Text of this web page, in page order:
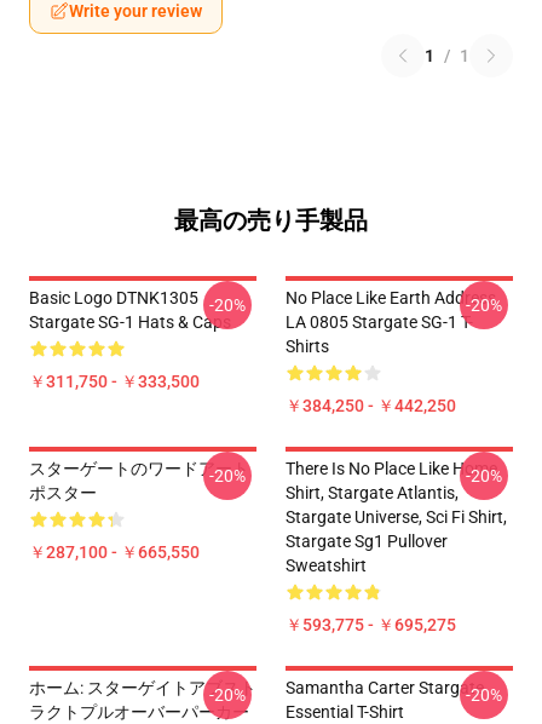
Write your review
1 / 1
最高の売り手製品
Basic Logo DTNK1305
Stargate SG-1 Hats & Caps
￥311,750 - ￥333,500
-20%
No Place Like Earth Address
LA 0805 Stargate SG-1 T-
Shirts
￥384,250 - ￥442,250
-20%
スターゲートのワードアート
ポスター
￥287,100 - ￥665,550
-20%
There Is No Place Like Home
Shirt, Stargate Atlantis,
Stargate Universe, Sci Fi Shirt,
Stargate Sg1 Pullover
Sweatshirt
￥593,775 - ￥695,275
-20%
ホーム: スターゲイトアブスト
ラクトプルオーバーパーカー
-20%
Samantha Carter Stargate
Essential T-Shirt
-20%